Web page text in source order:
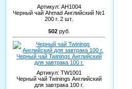
Артикул: AH1004
Черный чай Ahmad Английский №1
200 г. 2 шт.
502 руб.
Черный чай Twinings Английский
для завтрака 100 г.
Артикул: TW1001
Черный чай Twinings Английский
для завтрака 100 г.